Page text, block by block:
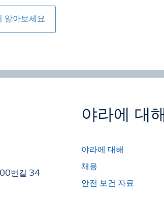
알아보세요
번길 34
야라에 대해
야라에 대해
채용
안전 보건 자료